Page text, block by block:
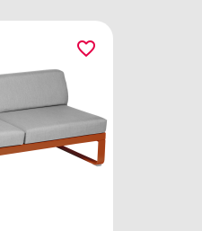
favorite_border